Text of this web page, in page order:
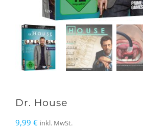
Dr. House
9,99 € inkl. MwSt.